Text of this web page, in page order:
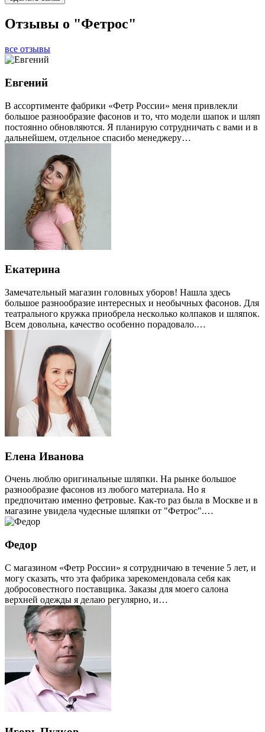
Отзывы о "Фетрос"
все отзывы
Евгений
В ассортименте фабрики «Фетр России» меня привлекли
большое разнообразие фасонов и то, что модели шапок и шляп
постоянно обновляются. Я планирую сотрудничать с вами и в
дальнейшем, отдельное спасибо менеджеру…
Екатерина
Замечательный магазин головных уборов! Нашла здесь
большое разнообразие интересных и необычных фасонов. Для
театрального кружка приобрела несколько колпаков и шляпок.
Всем довольна, качество особенно порадовало.…
Елена Иванова
Очень люблю оригинальные шляпки. На рынке большое
разнообразие фасонов из любого материала. Но я
предпочитаю именно фетровые. Как-то раз была в Москве и в
магазине увидела чудесные шляпки от "Фетрос".…
Федор
С магазином «Фетр России» я сотрудничаю в течение 5 лет, и
могу сказать, что эта фабрика зарекомендовала себя как
добросовестного поставщика. Заказы для моего салона
верхней одежды я делаю регулярно, и…